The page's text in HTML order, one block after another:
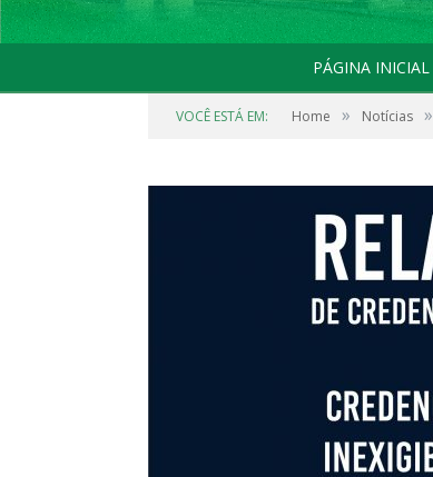
PÁGINA INICIAL
VOCÊ ESTÁ EM: Home » Notícias »